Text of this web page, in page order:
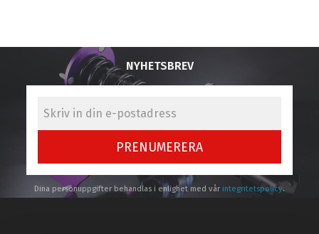
NYHETSBREV
PRENUMERERA
Dina personuppgifter behandlas i enlighet med vår integritetspolicy.